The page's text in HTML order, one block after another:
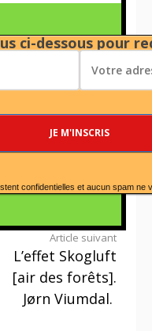
ci-dessous pour
confidentielles et aucun spam ne
Article suivant
L’effet Skogluft
[air des forêts].
Jørn Viumdal.